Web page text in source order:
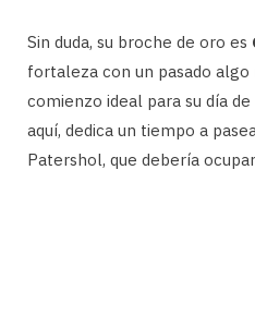
Sin duda, su broche de oro es
fortaleza con un pasado
comienzo ideal para su día
aquí, dedica un tiempo a
Patershol, que debería